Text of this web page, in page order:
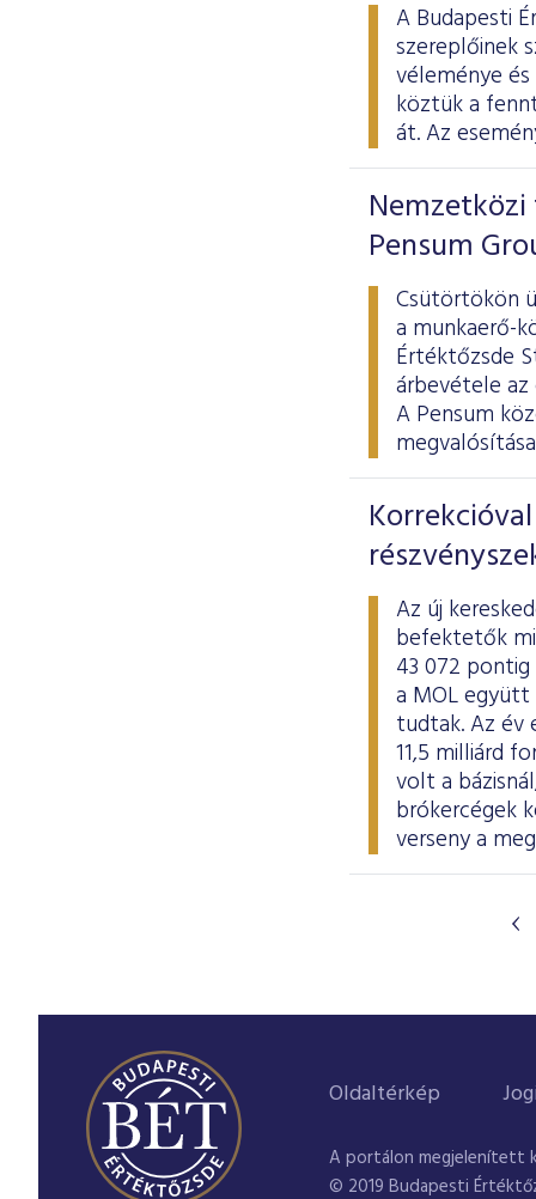
A Budapesti
szereplőinek
véleménye
köztük a
át. Az
Pensum
Csütörtökön
a munkaerő-
Értéktőzsde
árbevétele
A Pensum
Az új
befektetők
43 072
a MOL együtt
tudtak. Az év
11,5 milliárd
volt a
brókercégek
verseny a
Oldaltérkép
A portálon megjelenített
© 2019 Budapesti